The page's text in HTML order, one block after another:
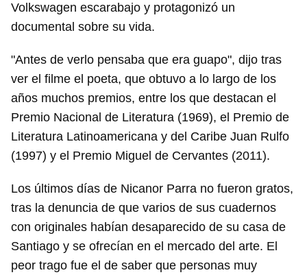
Guardar como favorito
Para poder guardar como favorito, primero has de
iniciar sesión con tu cuenta de 14ymedio.
INICIAR SESIÓN CANCELAR
Volkswagen escarabajo y protagonizó un
documental sobre su vida.
"Antes de verlo pensaba que era guapo", dijo tras
ver el filme el poeta, que obtuvo a lo largo de los
años muchos premios, entre los que destacan el
Premio Nacional de Literatura (1969), el Premio de
Literatura Latinoamericana y del Caribe Juan Rulfo
(1997) y el Premio Miguel de Cervantes (2011).
Los últimos días de Nicanor Parra no fueron gratos,
tras la denuncia de que varios de sus cuadernos
con originales habían desaparecido de su casa de
Santiago y se ofrecían en el mercado del arte. El
peor trago fue el de saber que personas muy